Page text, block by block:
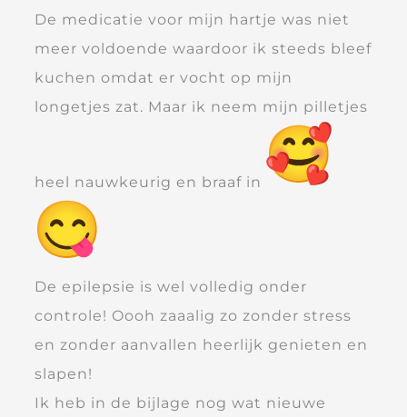
De medicatie voor mijn hartje was niet
meer voldoende waardoor ik steeds bleef
kuchen omdat er vocht op mijn
longetjes zat. Maar ik neem mijn pilletjes
heel nauwkeurig en braaf in
De epilepsie is wel volledig onder
controle! Oooh zaaalig zo zonder stress
en zonder aanvallen heerlijk genieten en
slapen!
Ik heb in de bijlage nog wat nieuwe